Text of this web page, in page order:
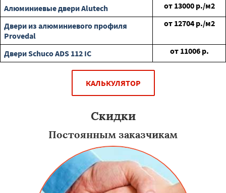
Алюминиевые двери Alutech
от 13000 р./м2
Двери из алюминиевого профиля
Provedal
от 12704 р./м2
Двери Schuco ADS 112 IC от 11006 р.
КАЛЬКУЛЯТОР
Скидки
Постоянным заказчикам